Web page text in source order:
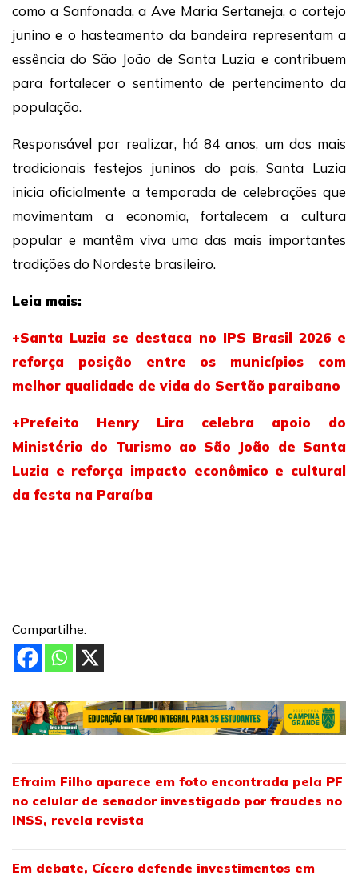
como a Sanfonada, a Ave Maria Sertaneja, o cortejo
junino e o hasteamento da bandeira representam a
essência do São João de Santa Luzia e contribuem
para fortalecer o sentimento de pertencimento da
população.
Responsável por realizar, há 84 anos, um dos mais
tradicionais festejos juninos do país, Santa Luzia
inicia oficialmente a temporada de celebrações que
movimentam a economia, fortalecem a cultura
popular e mantêm viva uma das mais importantes
tradições do Nordeste brasileiro.
Leia mais:
+Santa Luzia se destaca no IPS Brasil 2026 e
reforça posição entre os municípios com
melhor qualidade de vida do Sertão paraibano
+Prefeito Henry Lira celebra apoio do
Ministério do Turismo ao São João de Santa
Luzia e reforça impacto econômico e cultural
da festa na Paraíba
Compartilhe:
Efraim Filho aparece em foto encontrada pela PF
no celular de senador investigado por fraudes no
INSS, revela revista
Em debate, Cícero defende investimentos em